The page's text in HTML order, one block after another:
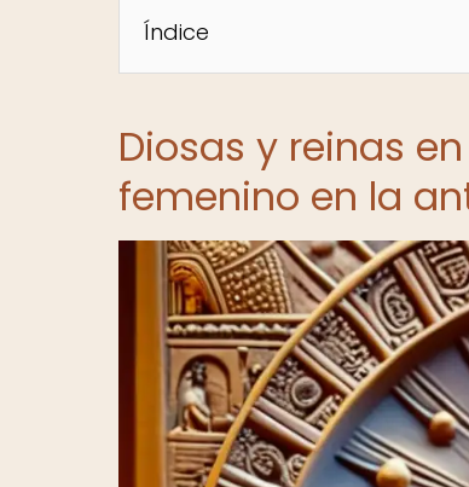
Índice
Diosas y reinas
femenino en la